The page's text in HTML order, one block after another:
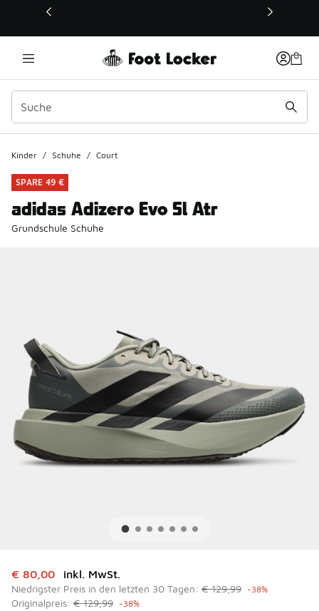
Dieser Link öffnet sich in einem neuen Fenster
Kinder / Schuhe / Court
SPARE 49 €
adidas Adizero Evo Sl Atr
Grundschule Schuhe
Dieser Artikel ist im Sale. Der Preis ist von auf € 80,00
€ 80,00 inkl. MwSt.
Niedrigster Preis in den letzten 30 Tagen: € 129,99 -38%
Originalpreis: € 129,99 -38%